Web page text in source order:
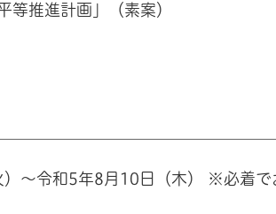
等推進計画」（素案）
～令和5年8月10日（木） ※必着で